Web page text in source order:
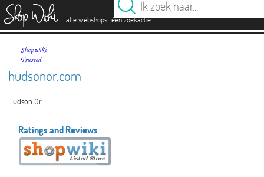
alle webshops. één zoekactie.
hudsonor.com
Hudson Or
Ratings and Reviews